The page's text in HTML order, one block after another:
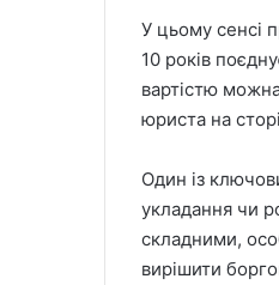
У цьому сенсі
10 років
вартістю
юриста на
Один із
укладання чи
складними,
вирішити